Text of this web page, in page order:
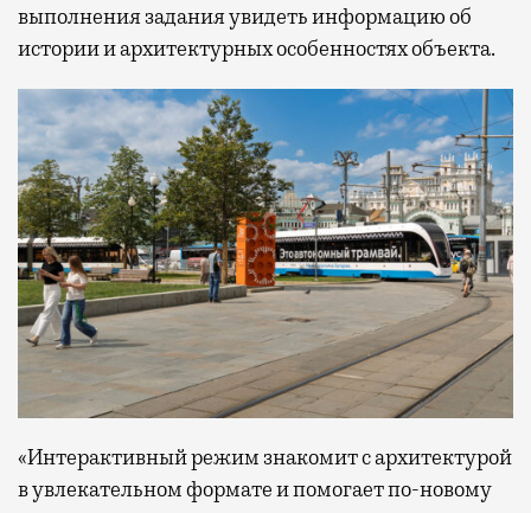
выполнения задания увидеть информацию об
истории и архитектурных особенностях объекта.
«Интерактивный режим знакомит с архитектурой
в увлекательном формате и помогает по-новому